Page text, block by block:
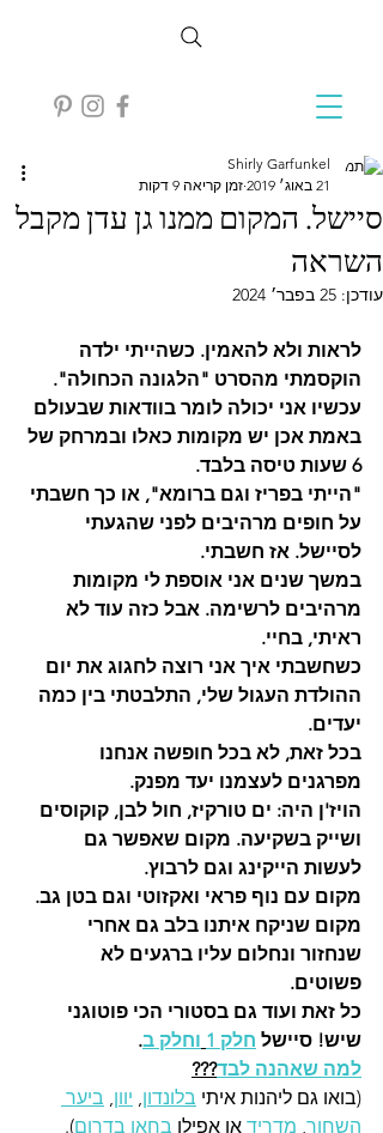
סיישל. המקום ממנו גן עדן מקבל
השראה
Shirly Garfunkel
21 באוג׳ 2019
זמן קריאה 9 דקות
עודכן: 25 בפבר׳ 2024
לראות ולא להאמין. כשהייתי ילדה
הוקסמתי מהסרט "הלגונה הכחולה".
עכשיו אני יכולה לומר בוודאות שבעולם
באמת אכן יש מקומות כאלו ובמרחק של
6 שעות טיסה בלבד.
"הייתי בפריז וגם ברומא", או כך חשבתי
על חופים מרהיבים לפני שהגעתי
לסיישל. אז חשבתי.
במשך שנים אני אוספת לי מקומות
מרהיבים לרשימה. אבל כזה עוד לא
ראיתי, בחיי.
כשחשבתי איך אני רוצה לחגוג את יום
ההולדת העגול שלי, התלבטתי בין כמה
יעדים.
בכל זאת, לא בכל חופשה אנחנו
מפרגנים לעצמנו יעד מפנק.
הויז'ן היה: ים טורקיז, חול לבן, קוקוסים
ושייק בשקיעה. מקום שאפשר גם
לעשות הייקינג וגם לרבוץ.
מקום עם נוף פראי ואקזוטי וגם בטן גב.
מקום שניקח איתנו בלב גם אחרי
שנחזור ונחלום עליו ברגעים לא
פשוטים.
כל זאת ועוד גם בסטורי הכי פוטוגני
שיש! סיישל חלק 1 וחלק ב.
למה שאהנה לבד???
(בואו גם ליהנות איתי בלונדון, יוון, ביער
השחור, מדריד או אפילו בחאן בדרום).